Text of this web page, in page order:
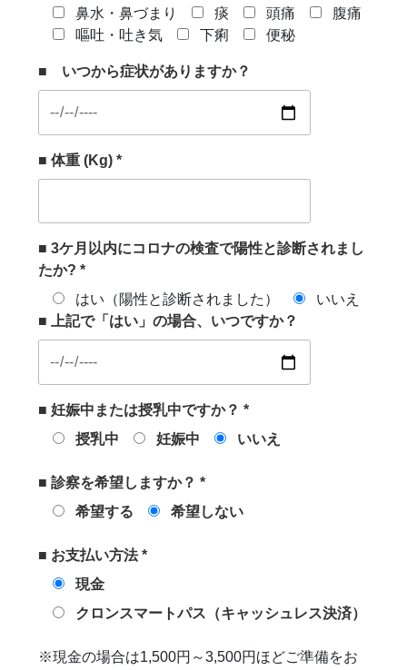
鼻水・鼻づまり
痰 頭痛
腹痛
嘔吐・吐き気
下痢 便秘
■ いつから症状がありますか？
■ 体重 (Kg) *
■ 3ケ月以内にコロナの検査で陽性と診断されまし
たか? *
はい（陽性と診断されました）
いいえ
■ 上記で「はい」の場合、いつですか？
■ 妊娠中または授乳中ですか？ *
授乳中
妊娠中 いいえ
■ 診察を希望しますか？ *
希望する
希望しない
■ お支払い方法 *
現金
クロンスマートパス（キャッシュレス決済）
※現金の場合は1,500円～3,500円ほどご準備をお